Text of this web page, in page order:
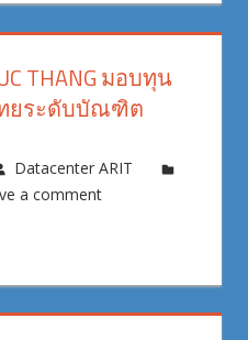
THANG มอบทุน
ยระดับบัณฑิต
Datacenter ARIT
a comment